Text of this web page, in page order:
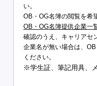
い。
OB・OG名簿の閲覧を希
OB・OG名簿提供企業一
確認のうえ、キャリアセ
企業名が無い場合は、
ください。
※学生証、筆記用具、